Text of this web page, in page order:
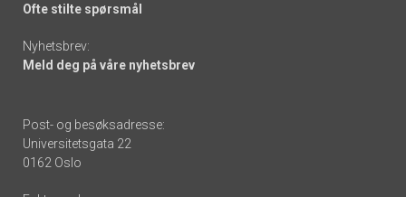
Ofte stilte spørsmål
Nyhetsbrev:
Meld deg på våre nyhetsbrev
Post- og besøksadresse:
Universitetsgata 22
0162 Oslo